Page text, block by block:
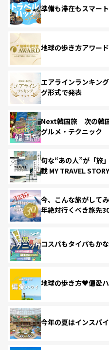
準備も滞在もスマー
地球の歩き方アワー
エアラインランキン
グ形式で発表
Next韓国旅 次の韓
グルメ・テクニック
旬な“あの人”が「旅
載 MY TRAVEL STORY
今、こんな旅がして
年絶対行くべき旅先
コスパもタイパもか
地球の歩き方♥偏愛
今年の夏はインスパ